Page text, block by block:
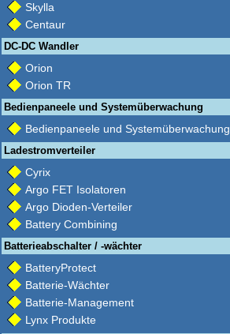
Skylla
Centaur
DC-DC Wandler
Orion
Orion TR
Bedienpaneele und Systemüberwachung
Bedienpaneele und Systemüberwachung
Ladestromverteiler
Cyrix
Argo FET Isolatoren
Argo Dioden-Verteiler
Battery Combining
Batterieabschalter / -wächter
BatteryProtect
Batterie-Wächter
Batterie-Management
Lynx Produkte